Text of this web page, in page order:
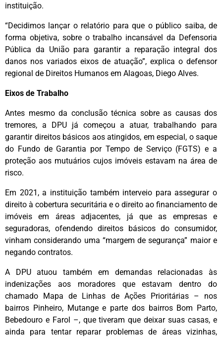
instituição.
“Decidimos lançar o relatório para que o público saiba, de
forma objetiva, sobre o trabalho incansável da Defensoria
Pública da União para garantir a reparação integral dos
danos nos variados eixos de atuação”, explica o defensor
regional de Direitos Humanos em Alagoas, Diego Alves.
Eixos de Trabalho
Antes mesmo da conclusão técnica sobre as causas dos
tremores, a DPU já começou a atuar, trabalhando para
garantir direitos básicos aos atingidos, em especial, o saque
do Fundo de Garantia por Tempo de Serviço (FGTS) e a
proteção aos mutuários cujos imóveis estavam na área de
risco.
Em 2021, a instituição também interveio para assegurar o
direito à cobertura securitária e o direito ao financiamento de
imóveis em áreas adjacentes, já que as empresas e
seguradoras, ofendendo direitos básicos do consumidor,
vinham considerando uma “margem de segurança” maior e
negando contratos.
A DPU atuou também em demandas relacionadas às
indenizações aos moradores que estavam dentro do
chamado Mapa de Linhas de Ações Prioritárias – nos
bairros Pinheiro, Mutange e parte dos bairros Bom Parto,
Bebedouro e Farol –, que tiveram que deixar suas casas, e
ainda para tentar reparar problemas de áreas vizinhas,